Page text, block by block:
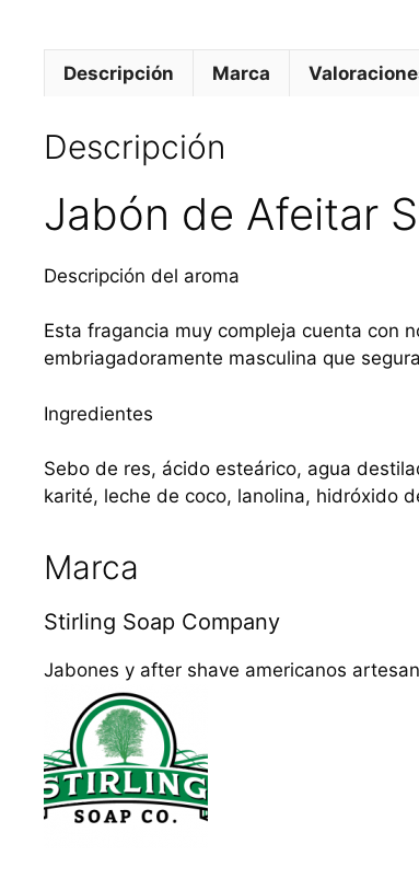
Descripción Marca
Descripción
Jabón de Afeitar
Descripción del aroma
Esta fragancia muy compleja cuenta con
embriagadoramente masculina que
Ingredientes
Sebo de res, ácido esteárico, agua
karité, leche de coco, lanolina, hidróxido
Marca
Stirling Soap Company
Jabones y after shave americanos